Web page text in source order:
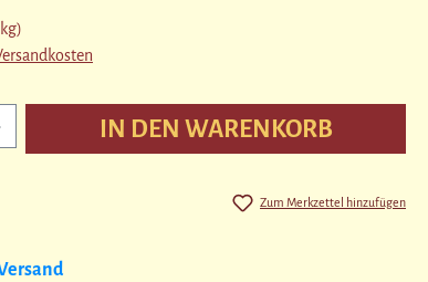
Gib den gewünschten Wert ein oder
IN DEN WARENKORB
Zum Merkzettel hinzufügen